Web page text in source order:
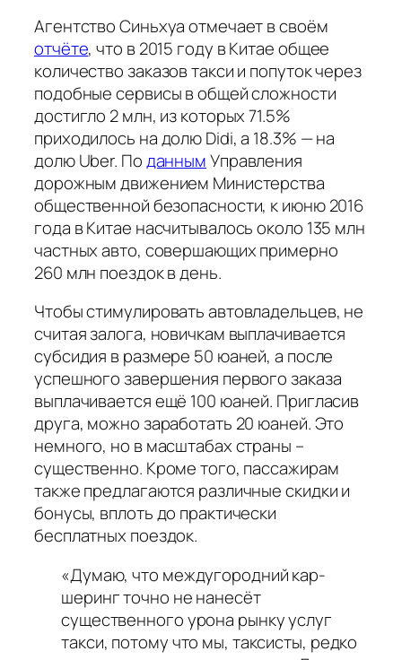
Агентство Синьхуа отмечает в своём
отчёте, что в 2015 году в Китае общее
количество заказов такси и попуток через
подобные сервисы в общей сложности
достигло 2 млн, из которых 71.5%
приходилось на долю Didi, а 18.3% — на
долю Uber. ПоданнымУправления
дорожным движением Министерства
общественной безопасности, к июню 2016
года в Китае насчитывалось около 135 млн
частных авто, совершающих примерно
260 млн поездок в день.
Чтобы стимулировать автовладельцев, не
считая залога, новичкам выплачивается
субсидия в размере 50 юаней, а после
успешного завершения первого заказа
выплачивается ещё 100 юаней. Пригласив
друга, можно заработать 20 юаней. Это
немного, но в масштабах страны –
существенно. Кроме того, пассажирам
также предлагаются различные скидки и
бонусы, вплоть до практически
бесплатных поездок.
«Думаю, что междугородний кар-
шеринг точно не нанесёт
существенного урона рынку услуг
такси, потому что мы, таксисты, редко